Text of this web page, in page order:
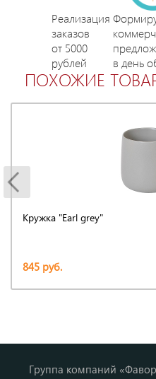
Реализация
заказов
от 5000
рублей
в день
ПОХОЖИЕ
Кружка "Earl grey"
845 руб.
Группа компаний